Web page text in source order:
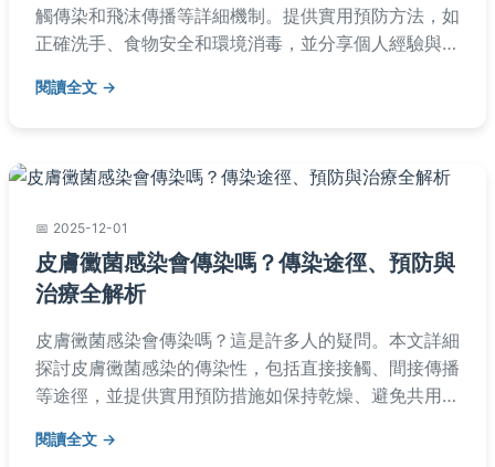
觸傳染和飛沫傳播等詳細機制。提供實用預防方法，如
正確洗手、食物安全和環境消毒，並分享個人經驗與常
保護家人健康。
閱讀全文
2025-12-01
皮膚黴菌感染會傳染嗎？傳染途徑、預防與
治療全解析
皮膚黴菌感染會傳染嗎？這是許多人的疑問。本文詳細
探討皮膚黴菌感染的傳染性，包括直接接觸、間接傳播
等途徑，並提供實用預防措施如保持乾燥、避免共用物
解答和個人經驗分享，幫助您全面了解如何應對皮膚黴
閱讀全文